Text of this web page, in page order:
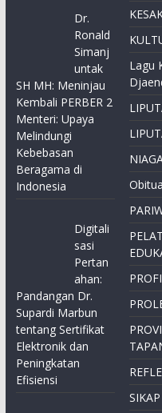
Dr.
Ronald
Simanj
untak
SH MH: Meninjau
Kembali PERBER 2
Menteri: Upaya
Melindungi
Kebebasan
Beragama di
Indonesia
Digitali
sasi
Pertan
ahan:
Pandangan Dr.
Supardi Marbun
tentang Sertifikat
Elektronik dan
Peningkatan
Efisiensi
Lagu
SIKAP